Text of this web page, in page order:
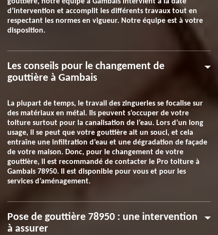
d’intervention et accomplit les différents travaux tout en
respectant les normes en vigueur. Notre équipe est à votre
disposition.
Les conseils pour le changement de
gouttière à Gambais
La plupart de temps, le travail des zingueries se focalise sur
des matériaux en métal. Ils peuvent s’occuper de votre
toiture surtout pour la canalisation de l’eau. Lors d’un long
usage, il se peut que votre gouttière ait un souci, et cela
entraîne une infiltration d’eau et une dégradation de façade
de votre maison. Donc, pour le changement de votre
gouttière, il est recommandé de contacter le Pro toiture à
Gambais 78950. Il est disponible pour vous et pour les
services d’aménagement.
Pose de gouttière 78950 : une intervention
à assurer